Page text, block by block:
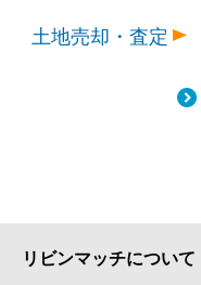
土地売却・査定
リビンマッチについて